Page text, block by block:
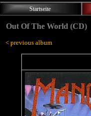
Startseite
Out Of The World (CD)
< previous album